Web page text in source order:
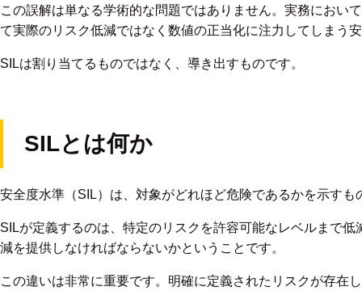
この誤解は単なる学術的な問題ではありません。実務におい
て実際のリスク低減ではなく数値の正当化に注力してしまう
SILは割り当てるものではなく、導き出すものです。
SILとは何か
安全度水準（SIL）は、対象がどれほど危険であるかを示すも
SILが定義するのは、特定のリスクを許容可能なレベルまで
減を提供しなければならないかということです。
この違いは非常に重要です。明確に定義されたリスクが存在